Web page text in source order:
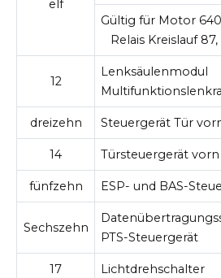
elf
Gültig für Motor
Relais Kreislauf
12
Lenksäulenmodul
dreizehn Steuergerät Tür
14 Türsteuergerät
fünfzehn ESP- und BAS-
Sechszehn
PTS-Steuergerät
17 Lichtdrehschalter